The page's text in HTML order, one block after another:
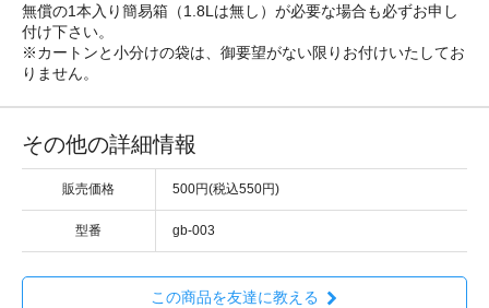
無償の1本入り簡易箱（1.8Lは無し）が必要な場合も必ずお申し
付け下さい。
※カートンと小分けの袋は、御要望がない限りお付けいたしてお
りません。
その他の詳細情報
販売価格 500円(税込550円)
型番 gb-003
この商品を友達に教える